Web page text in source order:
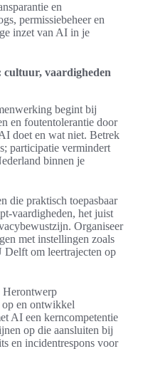
en
permissiebeheer en
inzet van AI in je
cultuur, vaardigheden
begint bij
en foutentolerantie door
doet en wat niet. Betrek
participatie vermindert
binnen je
die praktisch toepasbaar
vaardigheden, het juist
Organiseer
met instellingen zoals
om leertrajecten op
Herontwerp
en ontwikkel
AI een kerncompetentie
op die aansluiten bij
en incidentrespons voor